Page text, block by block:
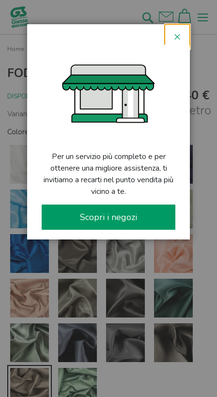
contenuto
Cerca
Home
FODERA PIUMA
4,40 €
DISPONIBILE
al metro
Varianti colore disponibili
Colore:
Chiudi
Per un servizio più completo e per
ottenere una migliore assistenza, ti
invitiamo a recarti nel punto vendita più
vicino a te.
Scopri i negozi